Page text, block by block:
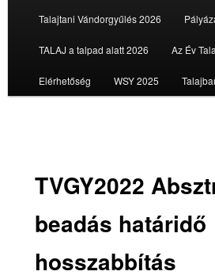
Talajtani Vándorgyűlés 2026
TALAJ a talpad alatt 2026 Az Év
Elérhetőség WSY 2025
TVGY2022
beadás határidő
hosszabbítás